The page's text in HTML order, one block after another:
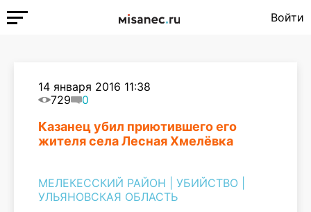
Войти
14 января 2016 11:38
729
0
Казанец убил приютившего его
жителя села Лесная Хмелёвка
МЕЛЕКЕССКИЙ РАЙОН УБИЙСТВО
УЛЬЯНОВСКАЯ ОБЛАСТЬ